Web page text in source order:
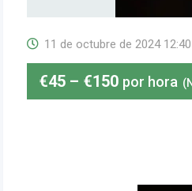
11 de octubre de 2024 12:40
€45 – €150 por hora